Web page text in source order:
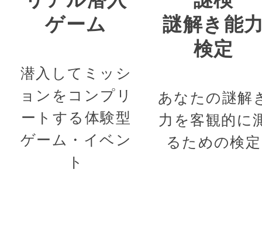
ゲーム
潜入してミッシ
ョンをコンプリ
ートする体験型
ゲーム・イベン
ト
謎解き能
検定
あなたの謎解
力を客観的に
るための検定